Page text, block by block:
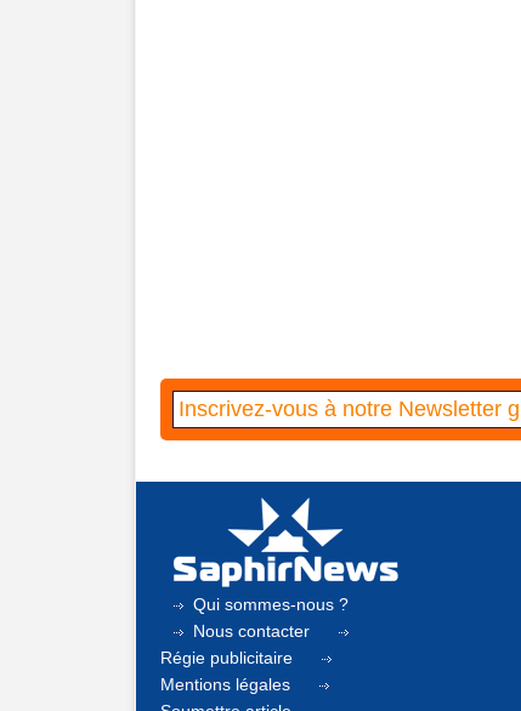
Qui sommes-nous ?
Nous contacter
Régie publicitaire
Mentions légales